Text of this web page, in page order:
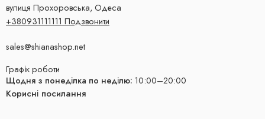
вулиця Прохоровська, Одеса
+380931111111 Подзвонити
sales@shianashop.net
Графік роботи
Щодня з понеділка по неділю: 10:00–20:00
Корисні посилання